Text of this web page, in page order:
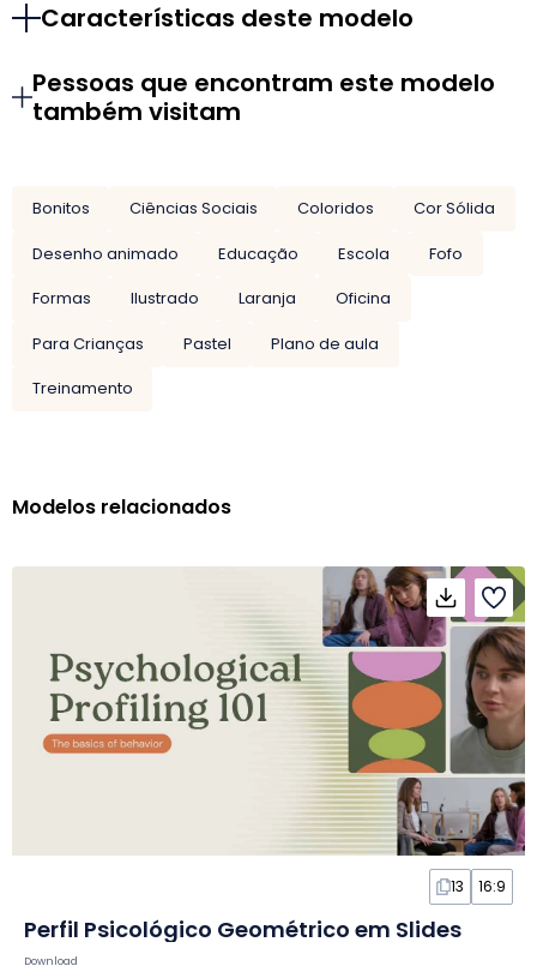
Características deste modelo
Pessoas que encontram este modelo
também visitam
Bonitos Ciências Sociais Coloridos
Cor Sólida
Desenho animado
Educação Escola
Fofo
Formas
Ilustrado Laranja
Oficina
Para Crianças
Pastel
Plano de aula
Treinamento
Modelos relacionados
13 16:9
Perfil Psicológico Geométrico em Slides
Download